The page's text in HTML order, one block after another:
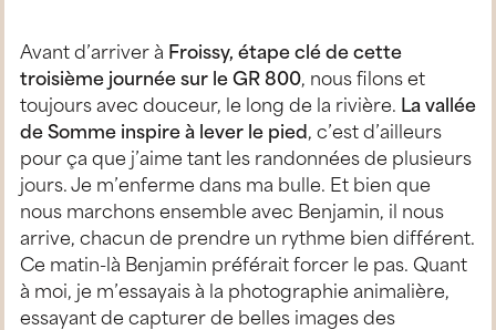
Avant d’arriver à Froissy, étape clé de cette
troisième journée sur le GR 800, nous filons et
toujours avec douceur, le long de la rivière. La vallée
de Somme inspire à lever le pied, c’est d’ailleurs
pour ça que j’aime tant les randonnées de plusieurs
jours. Je m’enferme dans ma bulle. Et bien que
nous marchons ensemble avec Benjamin, il nous
arrive, chacun de prendre un rythme bien différent.
Ce matin-là Benjamin préférait forcer le pas. Quant
à moi, je m’essayais à la photographie animalière,
essayant de capturer de belles images des